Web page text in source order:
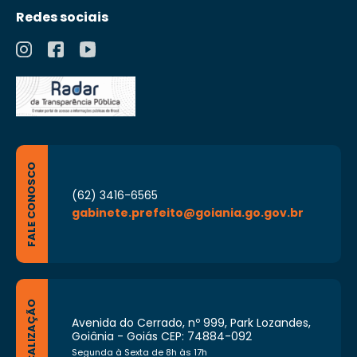
respectiva área de atuação;
X – exercer outras atividades correlatas às
suas competências e que lhe forem
determinadas pelo Secretário Municipal de
Mobilidade, observando sempre os princípios
legais, éticos e morais.
Redes sociais
FALE CONOSCO
(62) 3416-6565
gabinete.prefeito@goiania.go.gov.br
LOCALIZAÇÃO
Avenida do Cerrado, nº 999, Park Lozandes,
Goiânia - Goiás CEP: 74884-092
Segunda à Sexta de 8h às 17h